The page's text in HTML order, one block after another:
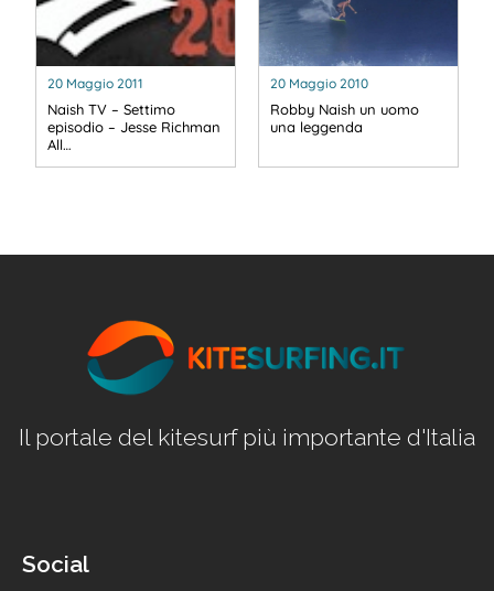
20 Maggio 2011
Naish TV – Settimo
episodio – Jesse Richman
All…
20 Maggio 2010
Robby Naish un uomo
una leggenda
Il portale del kitesurf più importante d'Italia
Social